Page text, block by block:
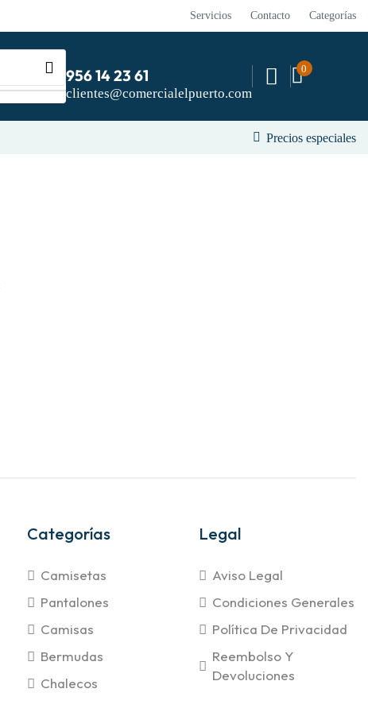
Servicios Contacto Categorías
956 14 23 61
clientes@comercialelpuerto.com
0
Precios especiales
Categorías
Camisetas
Pantalones
Camisas
Bermudas
Chalecos
Legal
Aviso Legal
Condiciones Generales
Política De Privacidad
Reembolso Y
Devoluciones